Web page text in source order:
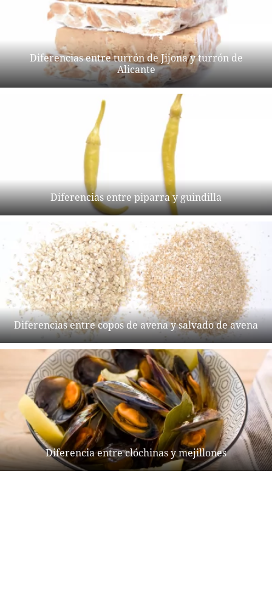
Diferencias entre turrón de Jijona y turrón de
Alicante
Diferencias entre piparra y guindilla
Diferencias entre copos de avena y salvado de avena
Diferencia entre clóchinas y mejillones